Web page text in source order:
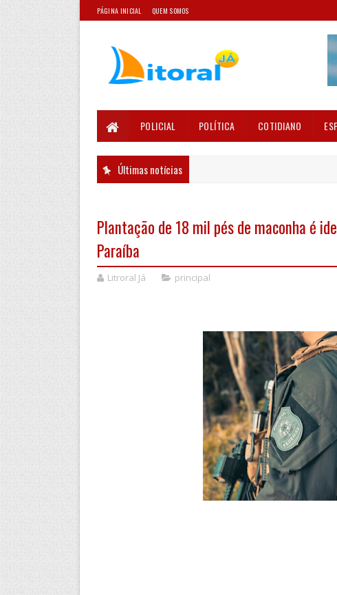
PÁGINA INICIAL QUEM SOMOS
POLICIAL POLÍTICA COTIDIANO
Últimas notícias
Plantação de 18 mil pés de maconha é
Paraíba
Litroral Já principal